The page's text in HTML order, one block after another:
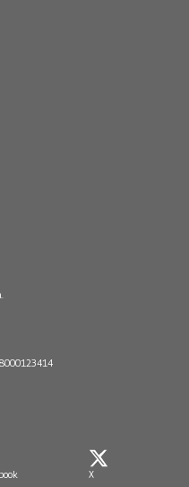
profunda, la historia
de
el párroco Honorio
en fuerza, unión y
en motivo
X